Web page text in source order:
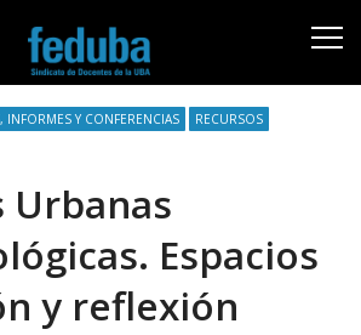
INFORMES Y CONFERENCIAS
RECURSOS
Urbanas
Espacios
y reflexión